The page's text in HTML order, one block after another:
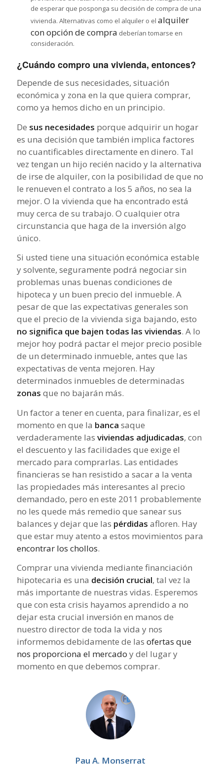
de esperar que posponga su decisión de compra de una
vivienda. Alternativas como el alquiler o el alquiler
con opción de compra deberían tomarse en
consideración.
¿Cuándo compro una vivienda, entonces?
Depende de sus necesidades, situación
económica y zona en la que quiera comprar,
como ya hemos dicho en un principio.
De sus necesidades porque adquirir un hogar
es una decisión que también implica factores
no cuantificables directamente en dinero. Tal
vez tengan un hijo recién nacido y la alternativa
de irse de alquiler, con la posibilidad de que no
le renueven el contrato a los 5 años, no sea la
mejor. O la vivienda que ha encontrado está
muy cerca de su trabajo. O cualquier otra
circunstancia que haga de la inversión algo
único.
Si usted tiene una situación económica estable
y solvente, seguramente podrá negociar sin
problemas unas buenas condiciones de
hipoteca y un buen precio del inmueble. A
pesar de que las expectativas generales son
que el precio de la vivienda siga bajando, esto
no significa que bajen todas las viviendas. A lo
mejor hoy podrá pactar el mejor precio posible
de un determinado inmueble, antes que las
expectativas de venta mejoren. Hay
determinados inmuebles de determinadas
zonas que no bajarán más.
Un factor a tener en cuenta, para finalizar, es el
momento en que la banca saque
verdaderamente las viviendas adjudicadas, con
el descuento y las facilidades que exige el
mercado para comprarlas. Las entidades
financieras se han resistido a sacar a la venta
las propiedades más interesantes al precio
demandado, pero en este 2011 probablemente
no les quede más remedio que sanear sus
balances y dejar que las pérdidas afloren. Hay
que estar muy atento a estos movimientos para
encontrar los chollos.
Comprar una vivienda mediante financiación
hipotecaria es una decisión crucial, tal vez la
más importante de nuestras vidas. Esperemos
que con esta crisis hayamos aprendido a no
dejar esta crucial inversión en manos de
nuestro director de toda la vida y nos
informemos debidamente de las ofertas que
nos proporciona el mercado y del lugar y
momento en que debemos comprar.
Pau A. Monserrat